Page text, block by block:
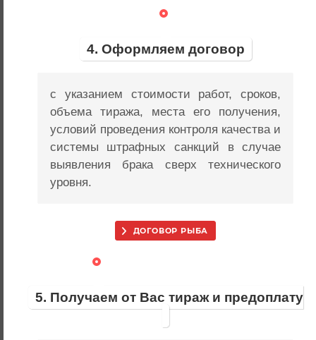
4. Оформляем договор
с указанием стоимости работ, сроков,
объема тиража, места его получения,
условий проведения контроля качества и
системы штрафных санкций в случае
выявления брака сверх технического
уровня.
ДОГОВОР РЫБА
5. Получаем от Вас тираж и предоплату